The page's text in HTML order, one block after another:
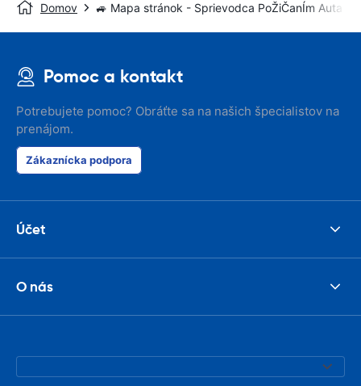
Domov 🚙 Mapa stránok - Sprievodca PoŽiČanÍm Auta
Pomoc a kontakt
Potrebujete pomoc? Obráťte sa na našich špecialistov na
prenájom.
Zákaznícka podpora
Účet
O nás